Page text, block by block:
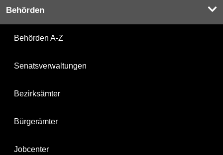
Behörden
Behörden A-Z
Senatsverwaltungen
Bezirksämter
Bürgerämter
Jobcenter